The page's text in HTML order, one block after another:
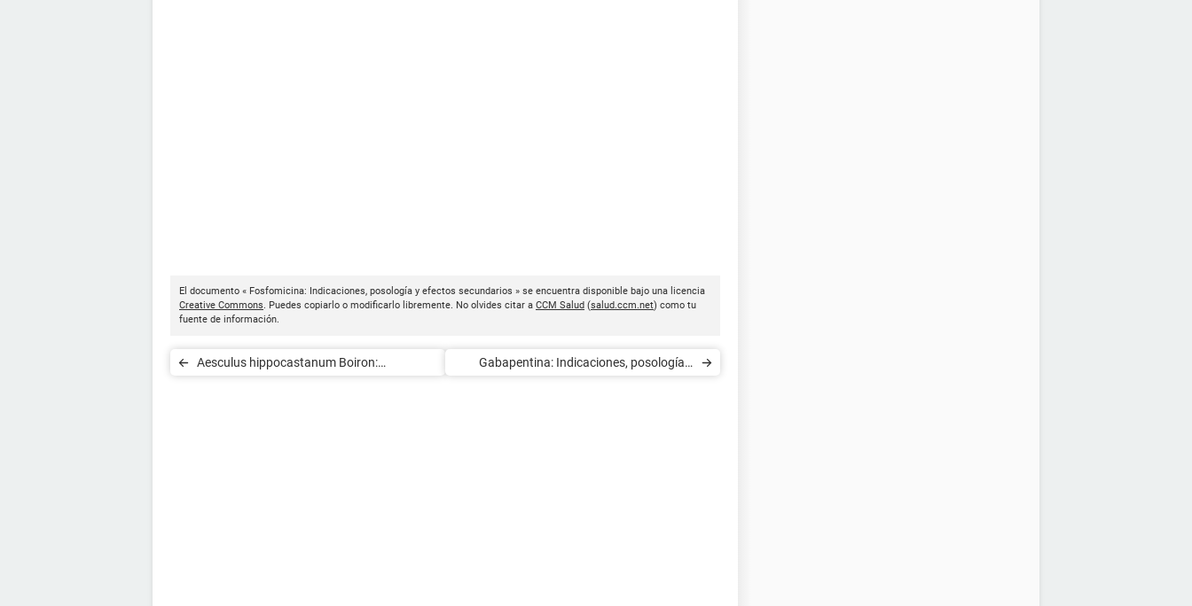
El documento « Fosfomicina: Indicaciones, posología y efectos secundarios » se encuentra disponible bajo una licencia
Creative Commons. Puedes copiarlo o modificarlo libremente. No olvides citar a CCM Salud (salud.ccm.net) como tu
fuente de información.
Aesculus hippocastanum Boiron:
Gabapentina: Indicaciones, posología y